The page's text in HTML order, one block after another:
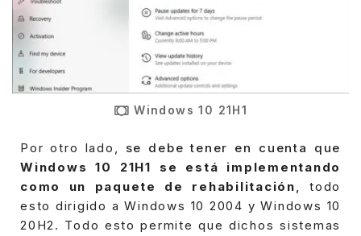
Windows 10 21H1
Por otro lado,
se debe tener en cuenta que
Windows 10 21H1 se está implementando
como un paquete de rehabilitación,
todo
esto dirigido a Windows 10 2004 y Windows 10
20H2. Todo esto permite que dichos sistemas